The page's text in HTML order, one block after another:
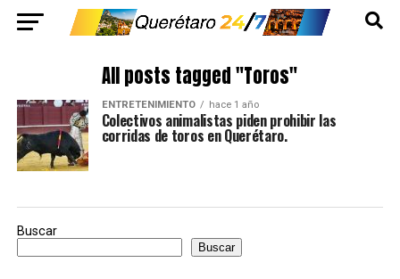
All posts tagged "Toros"
ENTRETENIMIENTO hace 1 año
Colectivos animalistas piden prohibir las
corridas de toros en Querétaro.
Buscar
Buscar